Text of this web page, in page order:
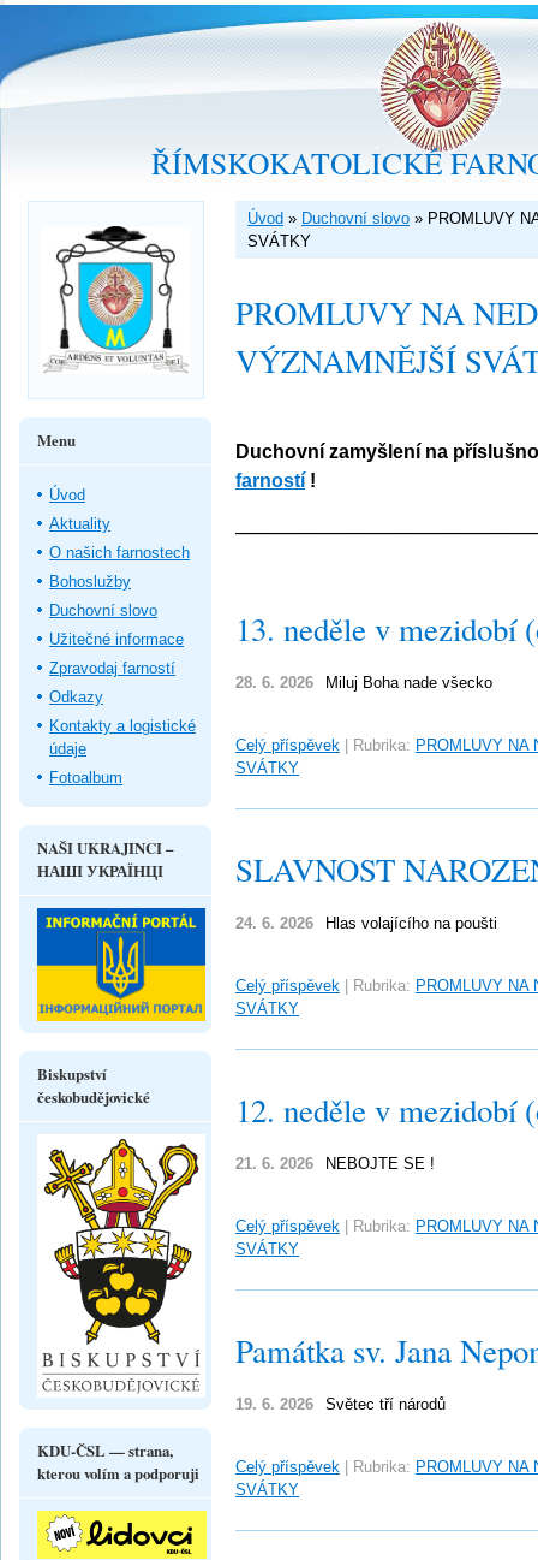
ŘÍMSKOKATOLICKÉ
Úvod » Duchovní slovo » PROMLUVY
SVÁTKY
PROMLUVY NA
VÝZNAMNĚJŠÍ
Duchovní zamyšlení na
farností !
13. neděle v mezidobí
28. 6. 2026 Miluj Boha nade všecko
Celý příspěvek Rubrika: PROMLUVY NA
SVÁTKY
SLAVNOST
24. 6. 2026 Hlas volajícího na poušti
Celý příspěvek Rubrika: PROMLUVY NA
SVÁTKY
12. neděle v mezidobí
21. 6. 2026 NEBOJTE SE !
Celý příspěvek Rubrika: PROMLUVY NA
SVÁTKY
Památka sv. Jana
19. 6. 2026 Světec tří národů
Celý příspěvek Rubrika: PROMLUVY NA
SVÁTKY
Menu
Úvod
Aktuality
O našich farnostech
Bohoslužby
Duchovní slovo
Užitečné informace
Zpravodaj farností
Odkazy
Kontakty a logistické
údaje
Fotoalbum
NAŠI UKRAJINCI –
НАШІ УКРАЇНЦІ
Biskupství
českobudějovické
KDU-ČSL — strana,
kterou volím a podporuji